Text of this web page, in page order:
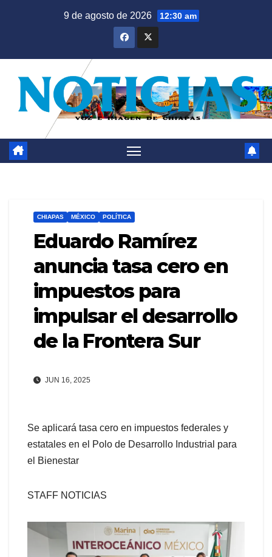
9 de agosto de 2026 12:30 am
CHIAPAS MÉXICO POLÍTICA
Eduardo Ramírez
anuncia tasa cero en
impuestos para
impulsar el desarrollo
de la Frontera Sur
JUN 16, 2025
Se aplicará tasa cero en impuestos federales y
estatales en el Polo de Desarrollo Industrial para
el Bienestar
STAFF NOTICIAS